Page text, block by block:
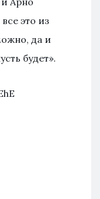
это из
да и
будет».